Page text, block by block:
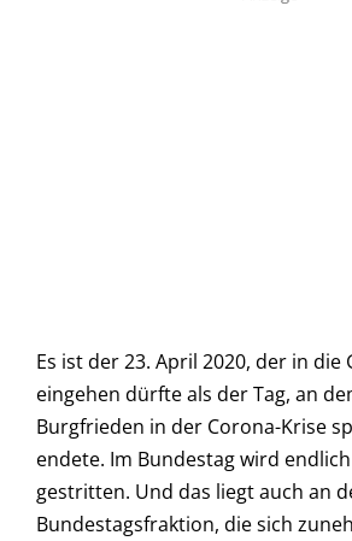
Es ist der 23. April 2020, der in die
eingehen dürfte als der Tag, an
Burgfrieden in der Corona-Krise
endete. Im Bundestag wird
gestritten. Und das liegt auch an
Bundestagsfraktion, die sich